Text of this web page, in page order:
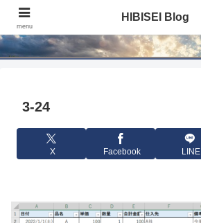
HIBISEI Blog
3-24
X Facebook LINE
menu
HIBISEI Blog